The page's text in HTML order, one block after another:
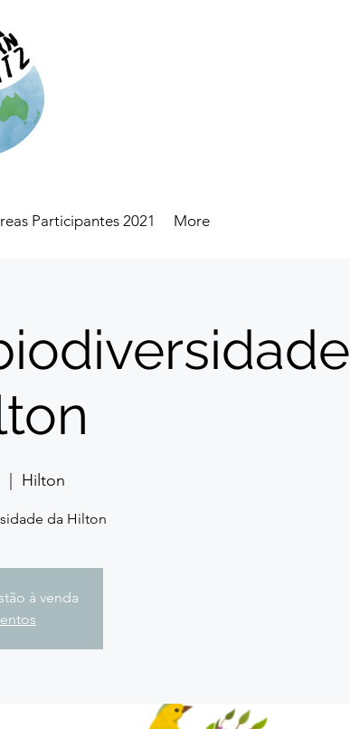
Participantes 2021 More
Hilton
da Hilton
à venda